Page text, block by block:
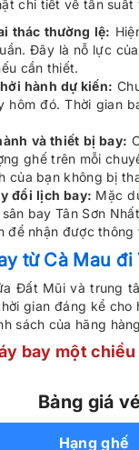
chi tiết về tần
thác thường lệ:
Đây là nỗ lực
cần thiết.
hành dự kiến:
hôm đó. Thời gian
và thiết bị bay:
ghế trên mỗi
của bạn không bị
đổi lịch bay: Mặc
bay Tân Sơn
để nhận được thông
từ Cà Mau
Đất Mũi và trung
gian đáng kể
sách của hãng
bay một
Bảng giá
Hạng ghế